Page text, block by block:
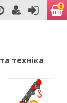
0
техніка